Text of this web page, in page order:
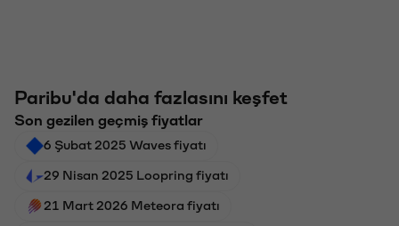
Paribu'da daha fazlasını keşfet
Son gezilen geçmiş fiyatlar
6 Şubat 2025 Waves fiyatı
29 Nisan 2025 Loopring fiyatı
21 Mart 2026 Meteora fiyatı